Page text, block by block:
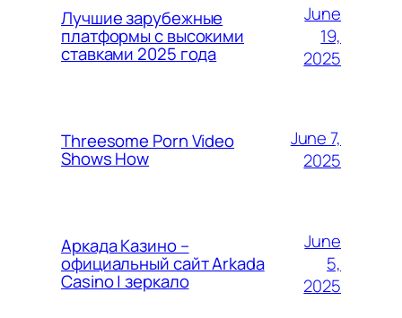
Лучшие зарубежные
платформы с высокими
ставками 2025 года
June
19,
2025
Threesome Porn Video
Shows How
June 7,
2025
Аркада Казино –
официальный сайт Arkada
Casino | зеркало
June
5,
2025